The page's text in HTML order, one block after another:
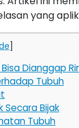
yang
]
Dianggap
Tubuh
Secara Bijak
Tubuh